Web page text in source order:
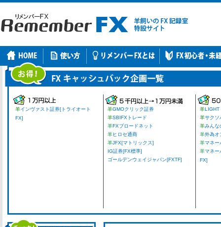
羊インヴァスト証券[トライオート
FX]
羊GMOクリック証券
羊SBIFXトレード
羊FXブロードネット
羊ヒロセ通商
羊JFX[マトリックス]
IG証券[FX標準]
ゴールデンウェイジャパン[FXTF]
羊LIGHT
羊サクソ
羊みんな
羊外為オ
羊マネー
羊マネー
FX]